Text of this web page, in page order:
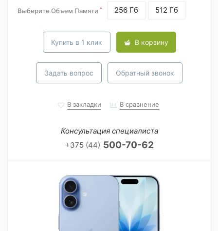
Выберите Объем Памяти * 256 Гб 512 Гб
Купить в 1 клик В корзину
Задать вопрос Обратный звонок
В закладки В сравнение
Консультация специалиста
+375 (44) 500-70-62